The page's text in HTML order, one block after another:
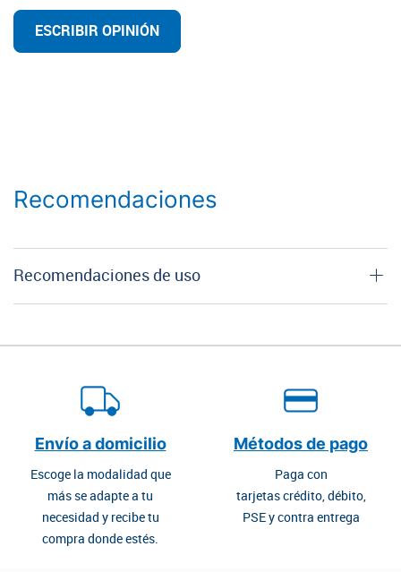
ESCRIBIR OPINIÓN
Recomendaciones
Recomendaciones de uso
Envío a domicilio
Escoge la modalidad que
más se adapte a tu
necesidad y recibe tu
compra donde estés.
Métodos de pago
Paga con
tarjetas crédito, débito,
PSE y contra entrega